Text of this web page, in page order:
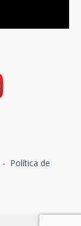
- Política de